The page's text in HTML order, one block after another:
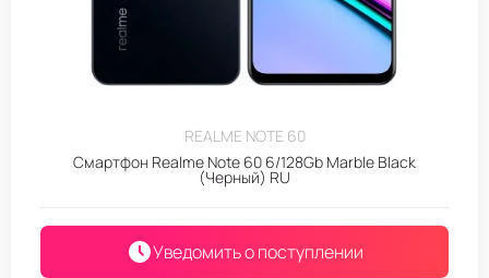
REALME NOTE 60
Смартфон Realme Note 60 6/128Gb Marble Black
(Черный) RU
Уведомить о поступлении